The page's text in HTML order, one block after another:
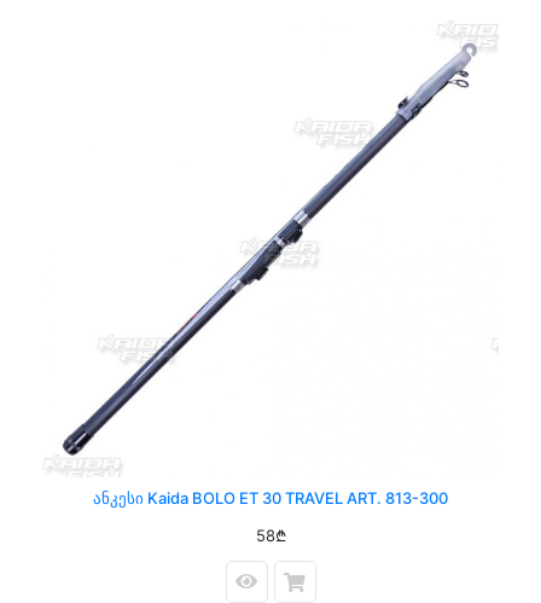
Ანკესი Kaida BOLO ET 30 TRAVEL ART. 813-300
58₾